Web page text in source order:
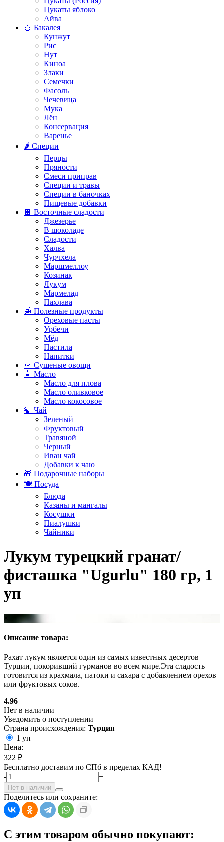
Цукаты яблоко
Айва
🍚 Бакалея
Кунжут
Рис
Нут
Киноа
Злаки
Семечки
Фасоль
Чечевица
Мука
Лён
Консервация
Варенье
🌶️ Специи
Перцы
Пряности
Смеси приправ
Специи и травы
Специи в баночках
Пищевые добавки
🍫 Восточные сладости
Джезерье
В шоколаде
Сладости
Халва
Чурчхела
Маршмеллоу
Козинак
Лукум
Мармелад
Пахлава
🍯 Полезные продукты
Ореховые пасты
Урбечи
Мёд
Пастила
Напитки
🥕 Сушеные овощи
🧴 Масло
Масло для плова
Масло оливковое
Масло кокосовое
🍃 Чай
Зеленый
Фруктовый
Травяной
Черный
Иван чай
Добавки к чаю
🎁 Подарочные наборы
🍽️ Посуда
Блюда
Казаны и мангалы
Косушки
Пиалушки
Чайники
Лукум турецкий гранат/
фисташка "Ugurlu" 180 гр, 1
уп
Описание товара:
Рахат лукум является один из самых известных десертов
Турции, покоривший гурманов во всем мире.Эта сладость
готовится из крахмала, патоки и сахара с добавлением орехов
или фруктовых соков.
4.96
Нет в наличии
Уведомить о поступлении
Страна происхождения: Турция
1 уп
Цена:
322 ₽
Бесплатно доставим по СПб в пределах КАД!
-
+
Нет в наличии
Поделитесь или сохраните:
С этим товаром обычно покупают: